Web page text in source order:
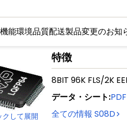
能環境品質配送製品変更のお知
クして展開
特徴
8BIT 96K FLS/2K
データ・シート:PDF
全ての情報 S08D